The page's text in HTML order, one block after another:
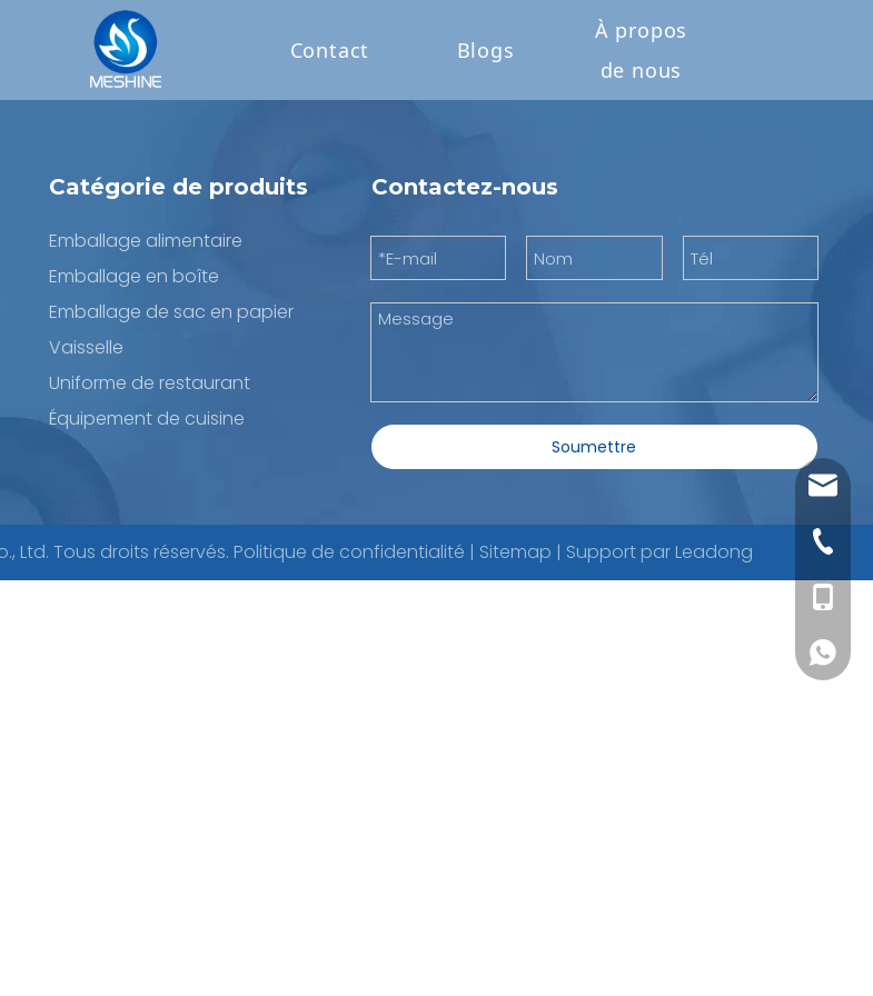
Contact Blogs
À propos
de nous
Catégorie de produits
Emballage alimentaire
Emballage en boîte
Emballage de sac en papier
Vaisselle
Uniforme de restaurant
Équipement de cuisine
Contactez-nous
Soumettre
+ 86-
+86 -
Ltd. Tous droits réservés. Politique de confidentialité | Sitemap | Support par Leadong